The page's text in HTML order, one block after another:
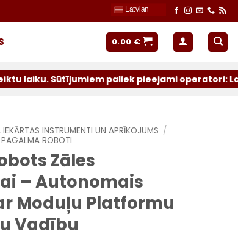
Latvian
0.00 €
paliek pieejami operatori: Latvijas
INSTRUMENTI UN APRĪKOJUMS /
ROBOTI
Zāles
– Autonomais
Moduļu Platformu
Vadību